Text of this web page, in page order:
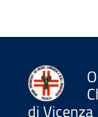
di Vicenza